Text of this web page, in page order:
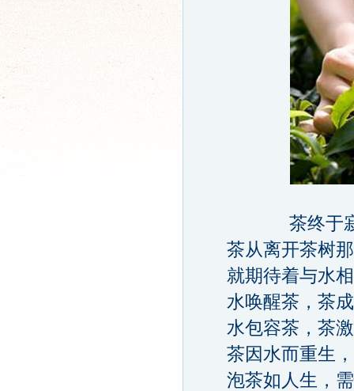
茶终于寂
茶从离开茶树那
就期待着与水相
水唤醒茶，茶成
水包容茶，茶激
茶因水而重生
泡茶如人生，需